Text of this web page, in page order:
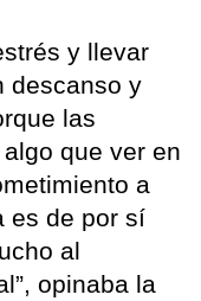
y llevar
descanso y
las
que ver en
a
es de por sí
al
opinaba la